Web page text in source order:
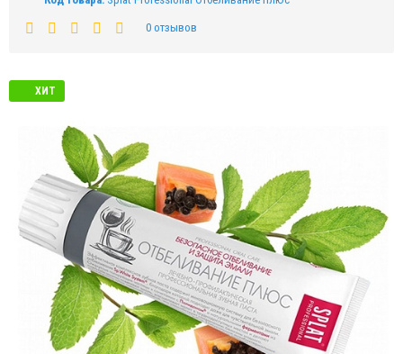
0 отзывов
ХИТ